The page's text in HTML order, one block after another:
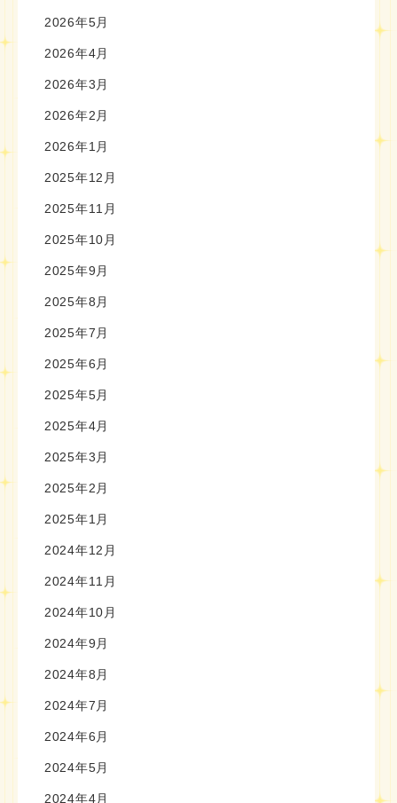
2026年5月
2026年4月
2026年3月
2026年2月
2026年1月
2025年12月
2025年11月
2025年10月
2025年9月
2025年8月
2025年7月
2025年6月
2025年5月
2025年4月
2025年3月
2025年2月
2025年1月
2024年12月
2024年11月
2024年10月
2024年9月
2024年8月
2024年7月
2024年6月
2024年5月
2024年4月